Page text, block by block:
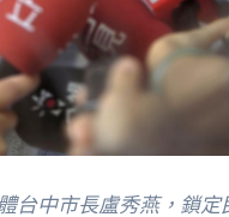
中市長盧秀燕，鎖